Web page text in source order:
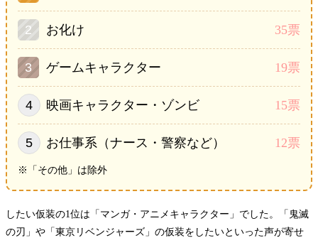
お化け 35票
ゲームキャラクター 19票
映画キャラクター・ゾンビ 15票
お仕事系（ナース・警察など） 12票
※「その他」は除外
したい仮装の1位は「マンガ・アニメキャラクター」でした。「鬼滅
の刃」や「東京リベンジャーズ」の仮装をしたいといった声が寄せ